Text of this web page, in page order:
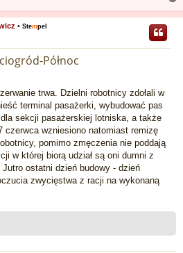
a
g
•Stempel
Północ
trwa. Dzielni robotnicy zdołali w
terminal pasażerki, wybudować pas
sekcji pasażerskiej lotniska, a także
czerwca wzniesiono natomiast remizę
pomimo zmęczenia nie poddają
w której biorą udział są oni dumni z
ostatni dzień budowy - dzień
zwycięstwa z racji na wykonaną